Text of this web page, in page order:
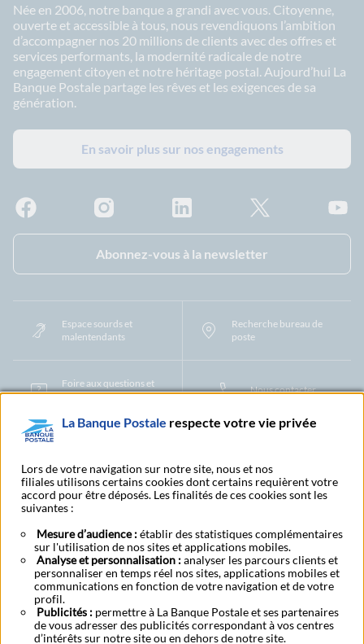
Née en 2006, notre banque a grandi avec vous. Citoyenne,
ouverte et accessible à tous, nous revendiquons l’ambition
d’accompagner nos 20 millions de clients avec des offres et
services performants, la modernité radicale de notre
engagement citoyen et notre héritage postal. Aujourd’hui La
Banque Postale partage les rêves et les exigences de sa
génération.
En savoir plus sur nos engagements
Abonnez-vous à la newsletter
Espace sourds et
malentendants
Recherche bureau de
poste
Foire aux questions et
centre d'aide
Nous contacter
Protection des Données à Caractère Personnel
Filiales et partenaires
Cookies Gestion des cookies Actualiser vos informations
Contestation et réclamation Coordonnées Centres Financiers
Alertes fraudes et points de vigilance
Actualités réglementaires
CGU
Aide navigateur et systèmes d'exploitation
Vider le cache de votre navigateurLexique Aide et accessibilité
Accessibilité – Partiellement conforme Espace candidature
BFI - Banque de Financement et d'Investissement
Le fonds de garantie des dépôts et de résolutionRésilierRétractation
Plan du site
La Banque Postale respecte votre vie privée
Lors de votre navigation sur notre site, nous et nos
filiales utilisons certains cookies dont certains requièrent votre
accord pour être déposés. Les finalités de ces cookies sont les
suivantes :
Mesure d’audience :établir des statistiques complémentaires
sur l'utilisation de nos sites et applications mobiles.
Analyse et personnalisation :analyser les parcours clients et
personnaliser en temps réel nos sites, applications mobiles et
communications en fonction de votre navigation et de votre
profil.
Publicités : permettre à La Banque Postale et ses partenaires
de vous adresser des publicités correspondant à vos centres
d’intérêts sur notre site ou en dehors de notre site.